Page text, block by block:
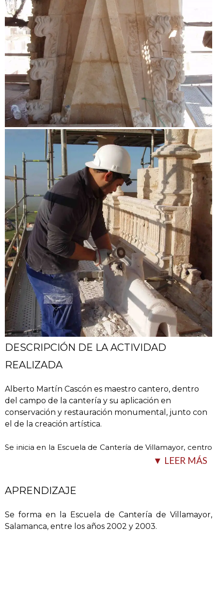
DESCRIPCIÓN DE LA ACTIVIDAD
REALIZADA
Alberto Martín Cascón es maestro cantero, dentro
del campo de la cantería y su aplicación en
conservación y restauración monumental, junto con
el de la creación artística.
Se inicia en la Escuela de Cantería de Villamayor, centro
que contó con la iniciativa de retomar el oficio…
▼ LEER MÁS
APRENDIZAJE
Se forma en la Escuela de Cantería de Villamayor,
Salamanca, entre los años 2002 y 2003.